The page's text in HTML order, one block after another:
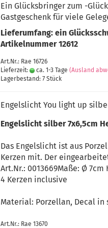
Ein Glücksbringer zum -
Gastgeschenk für viele
Lieferumfang: ein
Artikelnummer 12612
Art.Nr.: Rae 16726
Lieferzeit:
ca. 1-3 Tage (Ausland
Lagerbestand: 7 Stück
Engelslicht You light up
Engelslicht silber 7x6,5cm
Das Engelslicht ist aus
Kerzen mit. Der
Art.Nr.: 0013669Maße: Ø 7cm
4 Kerzen inclusive
Material: Porzellan, Decal in
Art.Nr.: Rae 13670